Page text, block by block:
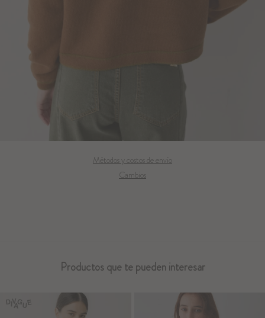
Métodos y costos de envío
Cambios
Productos que te pueden interesar